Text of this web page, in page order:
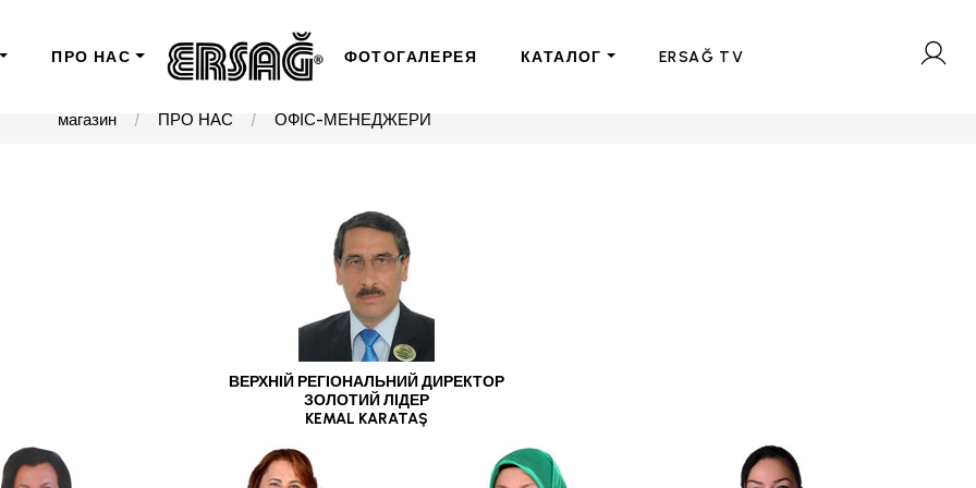
ПРО НАС ФОТОГАЛЕРЕЯ КАТАЛОГ ERSAĞ TV
магазин ПРО НАС ОФІС-МЕНЕДЖЕРИ
ВЕРХНІЙ РЕГІОНАЛЬНИЙ ДИРЕКТОР
ЗОЛОТИЙ ЛІДЕР
KEMAL KARATAŞ